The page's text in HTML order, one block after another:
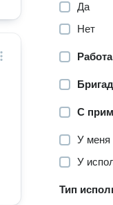
Да
Нет
С
У меня
У
Тип